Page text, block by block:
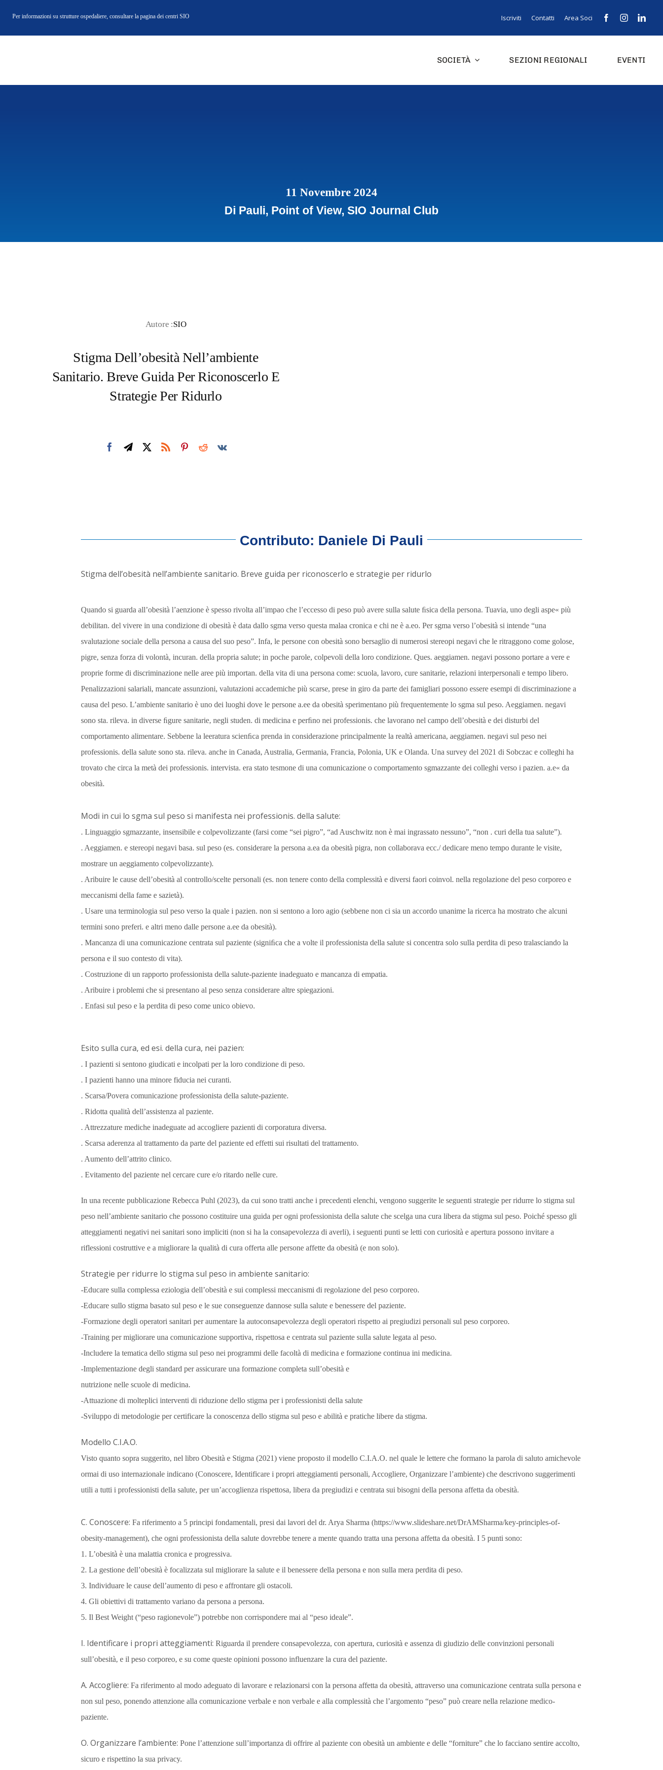
Per informazioni su strutture ospedaliere, consultare lapagina dei centri SIO Iscriviti Contatti Area Soci
SOCIETÀ SEZIONI REGIONALI EVENTI
11 Novembre 2024
Di Pauli, Point of View, SIO Journal Club
Autore :SIO
Stigma Dell’obesità Nell’ambiente
Sanitario. Breve Guida Per Riconoscerlo E
Strategie Per Ridurlo
Contributo: Daniele Di Pauli
Stigma dell’obesità nell’ambiente sanitario. Breve guida per riconoscerlo e strategie per ridurlo
Quando si guarda all’obesità l’aenzione è spesso rivolta all’impao che l’eccesso di peso può avere sulla salute ﬁsica della persona. Tuavia, uno degli aspe« più
debilitan. del vivere in una condizione di obesità è data dallo sgma verso questa malaa cronica e chi ne è a.eo. Per sgma verso l’obesità si intende “una
svalutazione sociale della persona a causa del suo peso”. Infa, le persone con obesità sono bersaglio di numerosi stereopi negavi che le ritraggono come golose,
pigre, senza forza di volontà, incuran. della propria salute; in poche parole, colpevoli della loro condizione. Ques. aeggiamen. negavi possono portare a vere e
proprie forme di discriminazione nelle aree più importan. della vita di una persona come: scuola, lavoro, cure sanitarie, relazioni interpersonali e tempo libero.
Penalizzazioni salariali, mancate assunzioni, valutazioni accademiche più scarse, prese in giro da parte dei famigliari possono essere esempi di discriminazione a
causa del peso. L’ambiente sanitario è uno dei luoghi dove le persone a.ee da obesità sperimentano più frequentemente lo sgma sul peso. Aeggiamen. negavi
sono sta. rileva. in diverse ﬁgure sanitarie, negli studen. di medicina e perﬁno nei professionis. che lavorano nel campo dell’obesità e dei disturbi del
comportamento alimentare. Sebbene la leeratura scienﬁca prenda in considerazione principalmente la realtà americana, aeggiamen. negavi sul peso nei
professionis. della salute sono sta. rileva. anche in Canada, Australia, Germania, Francia, Polonia, UK e Olanda. Una survey del 2021 di Sobczac e colleghi ha
trovato che circa la metà dei professionis. intervista. era stato tesmone di una comunicazione o comportamento sgmazzante dei colleghi verso i pazien. a.e« da
obesità.
Modi in cui lo sgma sul peso si manifesta nei professionis. della salute:
. Linguaggio sgmazzante, insensibile e colpevolizzante (farsi come “sei pigro”, “ad Auschwitz non è mai ingrassato nessuno”, “non . curi della tua salute”).
. Aeggiamen. e stereopi negavi basa. sul peso (es. considerare la persona a.ea da obesità pigra, non collaborava ecc./ dedicare meno tempo durante le visite,
mostrare un aeggiamento colpevolizzante).
. Aribuire le cause dell’obesità al controllo/scelte personali (es. non tenere conto della complessità e diversi faori coinvol. nella regolazione del peso corporeo e
meccanismi della fame e sazietà).
. Usare una terminologia sul peso verso la quale i pazien. non si sentono a loro agio (sebbene non ci sia un accordo unanime la ricerca ha mostrato che alcuni
termini sono preferi. e altri meno dalle persone a.ee da obesità).
. Mancanza di una comunicazione centrata sul paziente (signiﬁca che a volte il professionista della salute si concentra solo sulla perdita di peso tralasciando la
persona e il suo contesto di vita).
. Costruzione di un rapporto professionista della salute-paziente inadeguato e mancanza di empatia.
. Aribuire i problemi che si presentano al peso senza considerare altre spiegazioni.
. Enfasi sul peso e la perdita di peso come unico obievo.
Esito sulla cura, ed esi. della cura, nei pazien:
. I pazienti si sentono giudicati e incolpati per la loro condizione di peso.
. I pazienti hanno una minore fiducia nei curanti.
. Scarsa/Povera comunicazione professionista della salute-paziente.
. Ridotta qualità dell’assistenza al paziente.
. Attrezzature mediche inadeguate ad accogliere pazienti di corporatura diversa.
. Scarsa aderenza al trattamento da parte del paziente ed effetti sui risultati del trattamento.
. Aumento dell’attrito clinico.
. Evitamento del paziente nel cercare cure e/o ritardo nelle cure.
In una recente pubblicazione Rebecca Puhl (2023), da cui sono tratti anche i precedenti elenchi, vengono suggerite le seguenti strategie per ridurre lo stigma sul
peso nell’ambiente sanitario che possono costituire una guida per ogni professionista della salute che scelga una cura libera da stigma sul peso. Poiché spesso gli
atteggiamenti negativi nei sanitari sono impliciti (non si ha la consapevolezza di averli), i seguenti punti se letti con curiosità e apertura possono invitare a
riflessioni costruttive e a migliorare la qualità di cura offerta alle persone affette da obesità (e non solo).
Strategie per ridurre lo stigma sul peso in ambiente sanitario:
-Educare sulla complessa eziologia dell’obesità e sui complessi meccanismi di regolazione del peso corporeo.
-Educare sullo stigma basato sul peso e le sue conseguenze dannose sulla salute e benessere del paziente.
-Formazione degli operatori sanitari per aumentare la autoconsapevolezza degli operatori rispetto ai pregiudizi personali sul peso corporeo.
-Training per migliorare una comunicazione supportiva, rispettosa e centrata sul paziente sulla salute legata al peso.
-Includere la tematica dello stigma sul peso nei programmi delle facoltà di medicina e formazione continua ini medicina.
-Implementazione degli standard per assicurare una formazione completa sull’obesità e
nutrizione nelle scuole di medicina.
-Attuazione di molteplici interventi di riduzione dello stigma per i professionisti della salute
-Sviluppo di metodologie per certificare la conoscenza dello stigma sul peso e abilità e pratiche libere da stigma.
Modello C.I.A.O.
Visto quanto sopra suggerito, nel libro Obesità e Stigma (2021) viene proposto il modello C.I.A.O. nel quale le lettere che formano la parola di saluto amichevole
ormai di uso internazionale indicano (Conoscere, Identificare i propri atteggiamenti personali, Accogliere, Organizzare l’ambiente) che descrivono suggerimenti
utili a tutti i professionisti della salute, per un’accoglienza rispettosa, libera da pregiudizi e centrata sui bisogni della persona affetta da obesità.
C. Conoscere: Fa riferimento a 5 principi fondamentali, presi dai lavori del dr. Arya Sharma (https://www.slideshare.net/DrAMSharma/key-principles-of-
obesity-management), che ogni professionista della salute dovrebbe tenere a mente quando tratta una persona affetta da obesità. I 5 punti sono:
1. L’obesità è una malattia cronica e progressiva.
2. La gestione dell’obesità è focalizzata sul migliorare la salute e il benessere della persona e non sulla mera perdita di peso.
3. Individuare le cause dell’aumento di peso e affrontare gli ostacoli.
4. Gli obiettivi di trattamento variano da persona a persona.
5. Il Best Weight (“peso ragionevole”) potrebbe non corrispondere mai al “peso ideale”.
I. Identificare i propri atteggiamenti: Riguarda il prendere consapevolezza, con apertura, curiosità e assenza di giudizio delle convinzioni personali
sull’obesità, e il peso corporeo, e su come queste opinioni possono influenzare la cura del paziente.
A. Accogliere: Fa riferimento al modo adeguato di lavorare e relazionarsi con la persona affetta da obesità, attraverso una comunicazione centrata sulla persona e
non sul peso, ponendo attenzione alla comunicazione verbale e non verbale e alla complessità che l’argomento “peso” può creare nella relazione medico-
paziente.
O. Organizzare l’ambiente: Pone l’attenzione sull’importanza di offrire al paziente con obesità un ambiente e delle “forniture” che lo facciano sentire accolto,
sicuro e rispettino la sua privacy.